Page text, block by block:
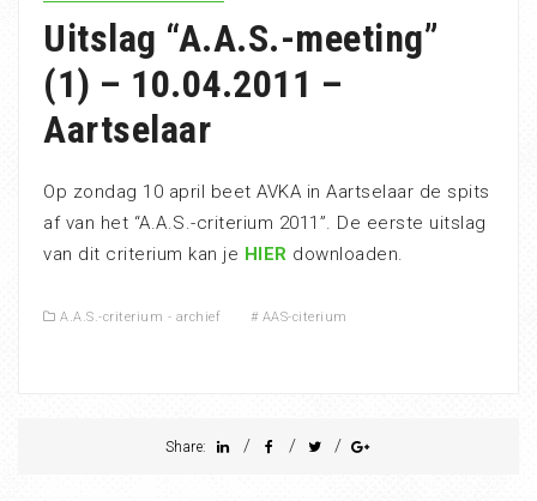
Uitslag “A.A.S.-meeting”
(1) – 10.04.2011 –
Aartselaar
Op zondag 10 april beet AVKA in Aartselaar de spits
af van het “A.A.S.-criterium 2011”. De eerste uitslag
van dit criterium kan je HIER downloaden.
A.A.S.-criterium - archief # AAS-citerium
Share: / / /